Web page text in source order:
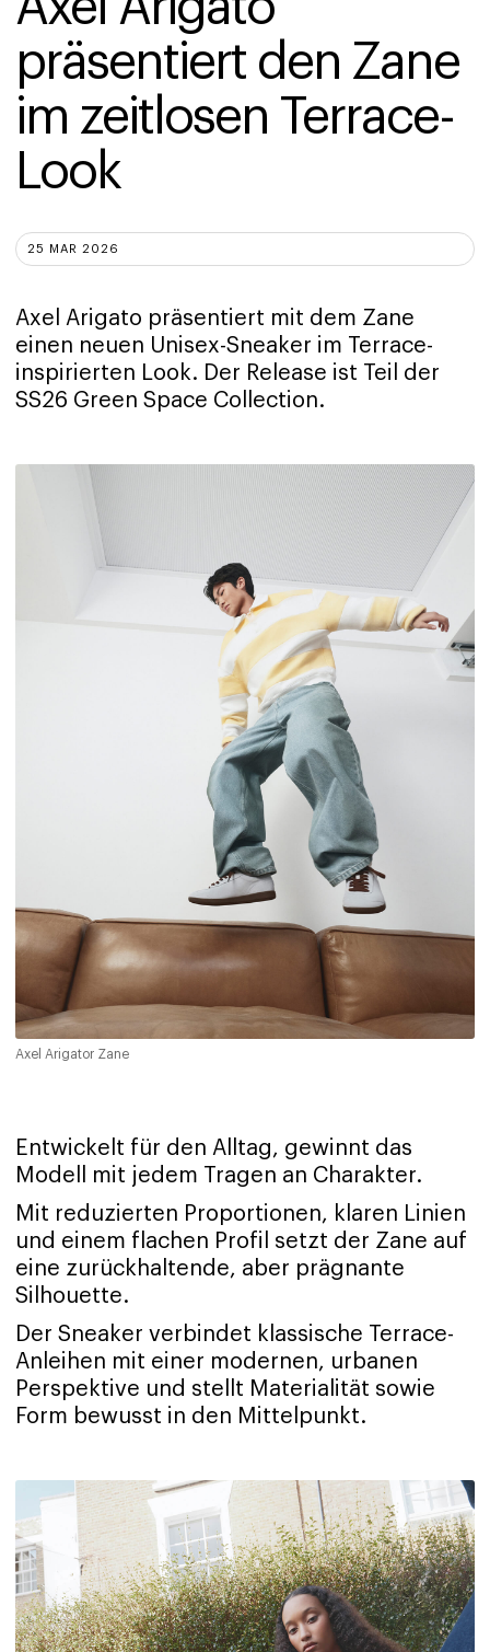
präsentiert den Zane
im zeitlosen Terrace-
Look
25 MAR 2026
Axel Arigato präsentiert mit dem Zane
einen neuen Unisex-Sneaker im Terrace-
inspirierten Look. Der Release ist Teil der
SS26 Green Space Collection.
Axel Arigator Zane
Entwickelt für den Alltag, gewinnt das
Modell mit jedem Tragen an Charakter.
Mit reduzierten Proportionen, klaren Linien
und einem flachen Profil setzt der Zane auf
eine zurückhaltende, aber prägnante
Silhouette.
Der Sneaker verbindet klassische Terrace-
Anleihen mit einer modernen, urbanen
Perspektive und stellt Materialität sowie
Form bewusst in den Mittelpunkt.